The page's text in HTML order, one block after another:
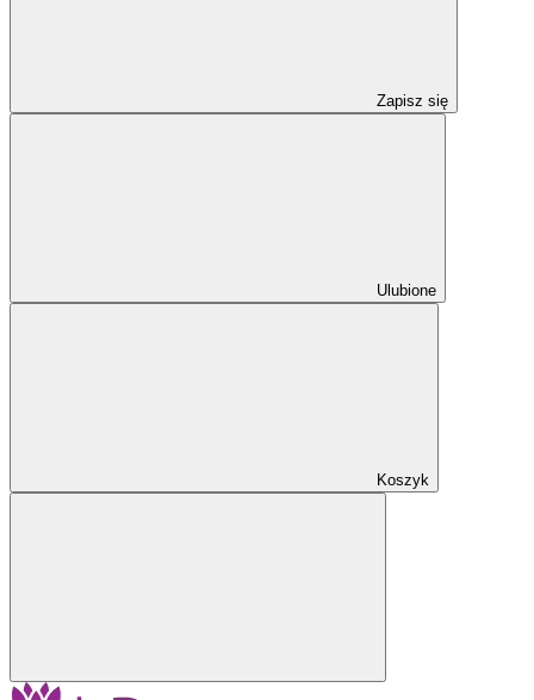
Zapisz się
Ulubione
Koszyk